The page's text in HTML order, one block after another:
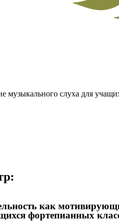
музыкального слуха для
как
фортепианных